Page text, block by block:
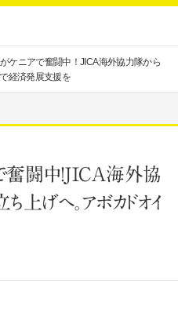
ケニアで奮闘中！JICA海外協力隊から
経済発展支援を
奮闘中！JICA海外協
上げへ。アボカドオイ